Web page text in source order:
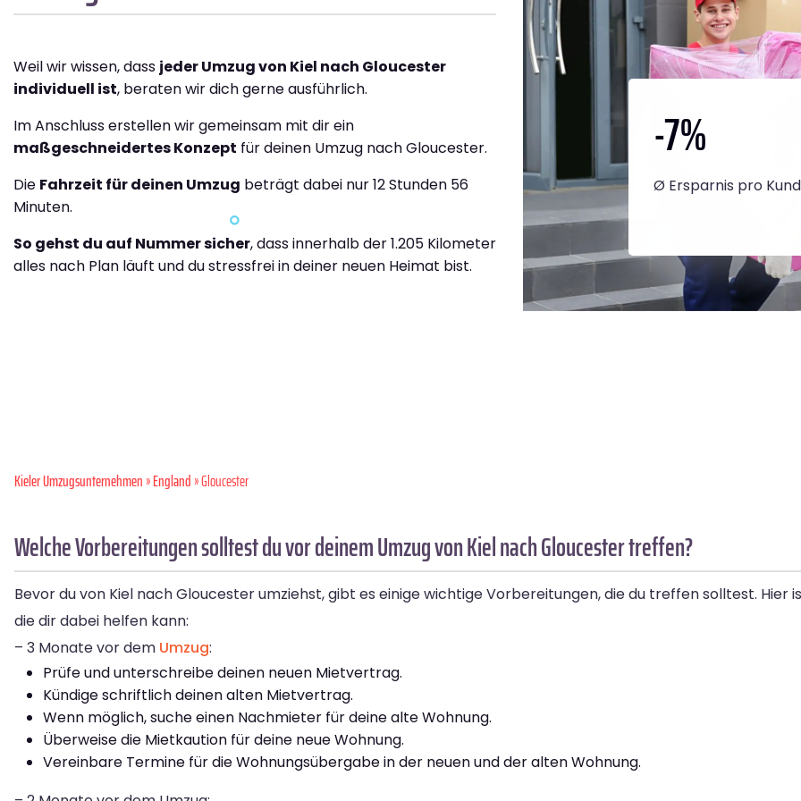
Weil wir wissen, dass jeder Umzug von Kiel nach Gloucester
individuell ist, beraten wir dich gerne ausführlich.
Im Anschluss erstellen wir gemeinsam mit dir ein
maßgeschneidertes Konzept für deinen Umzug nach Gloucester.
Die Fahrzeit für deinen Umzug beträgt dabei nur 12 Stunden 56
Minuten.
So gehst du auf Nummer sicher, dass innerhalb der 1.205 Kilometer
alles nach Plan läuft und du stressfrei in deiner neuen Heimat bist.
-7%
Ø Ersparnis pro
Kieler Umzugsunternehmen»England» Gloucester
Welche Vorbereitungen solltest du vor deinem Umzug von Kiel nach Gloucester treffen?
Bevor du von Kiel nach Gloucester umziehst, gibt es einige wichtige Vorbereitungen, die du treffen solltest. Hier
die dir dabei helfen kann:
– 3 Monate vor dem Umzug:
Prüfe und unterschreibe deinen neuen Mietvertrag.
Kündige schriftlich deinen alten Mietvertrag.
Wenn möglich, suche einen Nachmieter für deine alte Wohnung.
Überweise die Mietkaution für deine neue Wohnung.
Vereinbare Termine für die Wohnungsübergabe in der neuen und der alten Wohnung.